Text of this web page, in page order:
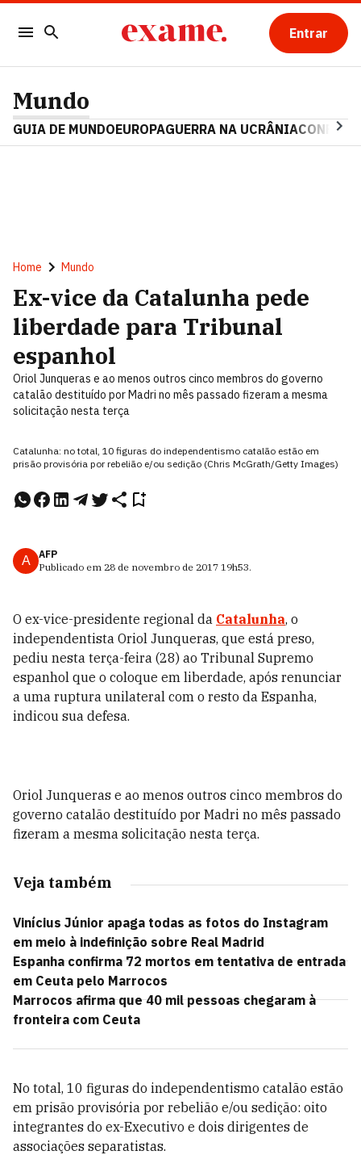
Entrar
Mundo
GUIA DE MUNDOEUROPAGUERRA NA UCRÂNIA
Home Mundo
Ex-vice da Catalunha pede
liberdade para Tribunal
espanhol
Oriol Junqueras e ao menos outros cinco membros do governo
catalão destituído por Madri no mês passado fizeram a mesma
solicitação nesta terça
Catalunha: no total, 10 figuras do independentismo catalão estão em
prisão provisória por rebelião e/ou sedição (Chris McGrath/Getty Images)
A
AFP
Publicado em 28 de novembro de 2017 19h53.
O ex-vice-presidente regional da Catalunha, o
independentista Oriol Junqueras, que está preso,
pediu nesta terça-feira (28) ao Tribunal Supremo
espanhol que o coloque em liberdade, após renunciar
a uma ruptura unilateral com o resto da Espanha,
indicou sua defesa.
Oriol Junqueras e ao menos outros cinco membros do
governo catalão destituído por Madri no mês passado
fizeram a mesma solicitação nesta terça.
Veja também
Vinícius Júnior apaga todas as fotos do Instagram
em meio à indefinição sobre Real Madrid
Espanha confirma 72 mortos em tentativa de entrada
em Ceuta pelo Marrocos
Marrocos afirma que 40 mil pessoas chegaram à
fronteira com Ceuta
No total, 10 figuras do independentismo catalão estão
em prisão provisória por rebelião e/ou sedição: oito
integrantes do ex-Executivo e dois dirigentes de
associações separatistas.